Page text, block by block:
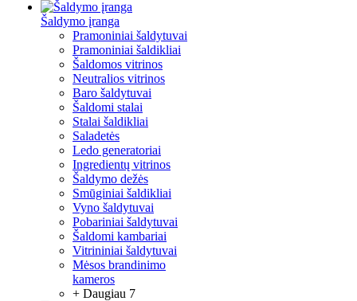
Šaldymo įranga
Pramoniniai šaldytuvai
Pramoniniai šaldikliai
Šaldomos vitrinos
Neutralios vitrinos
Baro šaldytuvai
Šaldomi stalai
Stalai šaldikliai
Saladetės
Ledo generatoriai
Ingredientų vitrinos
Šaldymo dežės
Smūginiai šaldikliai
Vyno šaldytuvai
Pobariniai šaldytuvai
Šaldomi kambariai
Vitrininiai šaldytuvai
Mėsos brandinimo
kameros
+ Daugiau 7